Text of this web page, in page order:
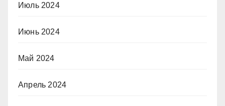
Июль 2024
Июнь 2024
Май 2024
Апрель 2024